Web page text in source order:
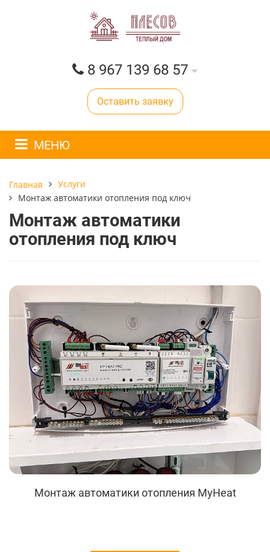
8 967 139 68 57
Оставить заявку
МЕНЮ
Главная
Услуги
Монтаж автоматики отопления под ключ
Монтаж автоматики
отопления под ключ
Монтаж автоматики отопления MyHeat